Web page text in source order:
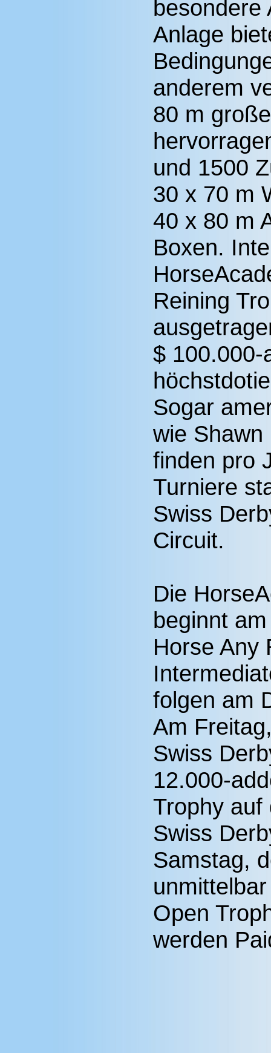
besondere
Anlage
anderem
80 m
und 1500
30 x 70 m
40 x 80 m
Boxen.
Reining
$ 100.000-
Sogar
wie
finden pro
Turniere
Swiss
Circuit.
Die
beginnt
Horse Any
folgen am
Am
Swiss
12.000-
Trophy auf
Swiss
Samstag,
Open
werden